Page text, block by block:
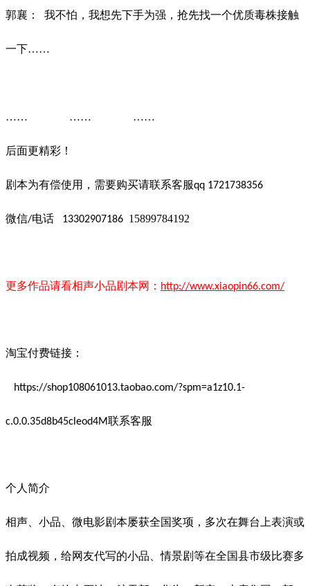
郭襄： 我不怕，我想先下手为强，抢先找一个优质毒株接触
一下……
…… …… ……
后面更精彩！
剧本为有偿使用，需要购买请联系客服qq 1721738356
微信/电话 13302907186 15899784192
更多作品请看相声小品剧本网： http://www.xiaopin66.com/
淘宝付费链接：
https://shop108061013.taobao.com/?spm=a1z10.1-
c.0.0.35d8b45cleod4M联系客服
个人简介
相声、小品、微电影剧本屡获全国奖项，多次在舞台上表演或
拍成视频，给网友代写的小品、情景剧等在全国县市级比赛多